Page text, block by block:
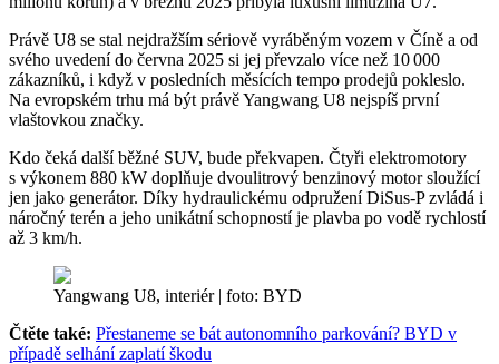
Právě U8 se stal nejdražším sériově vyráběným vozem v Číně a od
svého uvedení do června 2025 si jej převzalo více než 10 000
zákazníků, i když v posledních měsících tempo prodejů pokleslo.
Na evropském trhu má být právě Yangwang U8 nejspíš první
vlaštovkou značky.
Kdo čeká další běžné SUV, bude překvapen. Čtyři elektromotory
s výkonem 880 kW doplňuje dvoulitrový benzinový motor sloužící
jen jako generátor. Díky hydraulickému odpružení DiSus-P zvládá i
náročný terén a jeho unikátní schopností je plavba po vodě rychlostí
až 3 km/h.
Yangwang U8, interiér | foto: BYD
Čtěte také: Přestaneme se bát autonomního parkování? BYD v
případě selhání zaplatí škodu